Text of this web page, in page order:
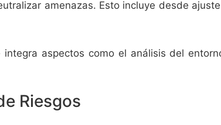
amenazas. Esto incluye desde
aspectos como el análisis del
Riesgos